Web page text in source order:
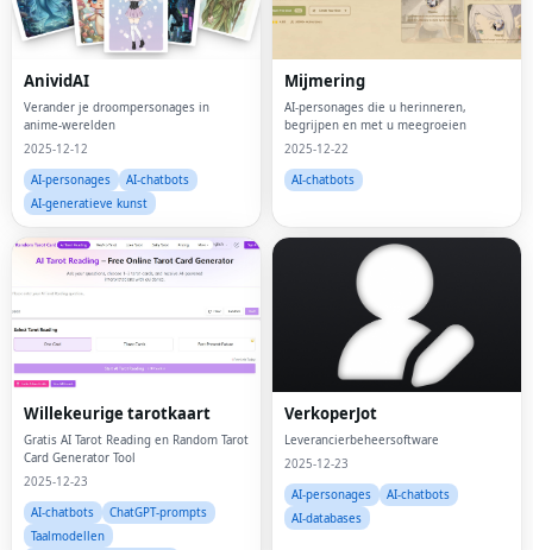
AnividAI
Verander je droompersonages in
anime-werelden
2025-12-12
AI-personages
AI-chatbots
AI-generatieve kunst
Mijmering
AI-personages die u herinneren,
begrijpen en met u meegroeien
2025-12-22
AI-chatbots
Willekeurige tarotkaart
Gratis AI Tarot Reading en Random Tarot
Card Generator Tool
2025-12-23
AI-chatbots
ChatGPT-prompts
Taalmodellen
VerkoperJot
Leverancierbeheersoftware
2025-12-23
AI-personages
AI-chatbots
AI-databases